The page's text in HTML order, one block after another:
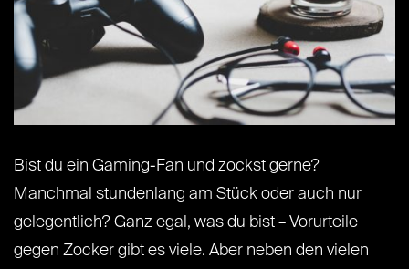
Bist du ein Gaming-Fan und zockst gerne?
Manchmal stundenlang am Stück oder auch nur
gelegentlich? Ganz egal, was du bist – Vorurteile
gegen Zocker gibt es viele. Aber neben den vielen